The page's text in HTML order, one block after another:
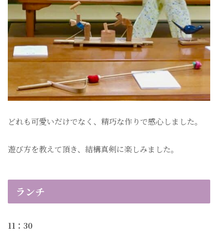
どれも可愛いだけでなく、精巧な作りで感心しました。
遊び方を教えて頂き、結構真剣に楽しみました。
ランチ
11：30